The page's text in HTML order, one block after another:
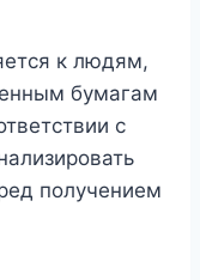
к людям,
бумагам
с
получением